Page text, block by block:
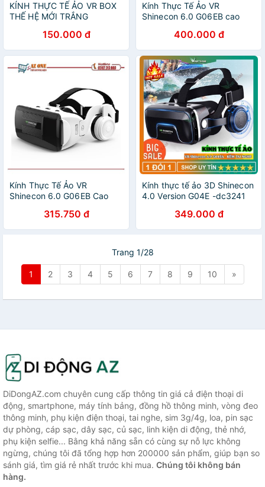
KÍNH THỰC TẾ ẢO VR BOX
THẾ HỆ MỚI TRẮNG
150.000 đ
Kính Thực Tế Ảo VR
Shinecon 6.0 G06EB cao
400.000 đ
Kính Thực Tế Ảo VR
Shinecon 6.0 G06EB Cao
315.750 đ
Kính thực tế ảo 3D Shinecon
4.0 Version G04E -dc3241
349.000 đ
Trang 1/28
1 2 3 4 5 6 7 8 9 10 »
DiDongAZ.com chuyên cung cấp thông tin giá cả điện thoại di
động, smartphone, máy tính bảng, đồng hồ thông minh, vòng đeo
thông minh, phụ kiện điện thoại, tai nghe, sim 3g/4g, loa, pin sạc
dự phòng, cáp sạc, dây sạc, củ sạc, linh kiện di động, thẻ nhớ,
phụ kiện selfie... Bằng khả năng sẵn có cùng sự nỗ lực không
ngừng, chúng tôi đã tổng hợp hơn 200000 sản phẩm, giúp bạn so
sánh giá, tìm giá rẻ nhất trước khi mua. Chúng tôi không bán
hàng.